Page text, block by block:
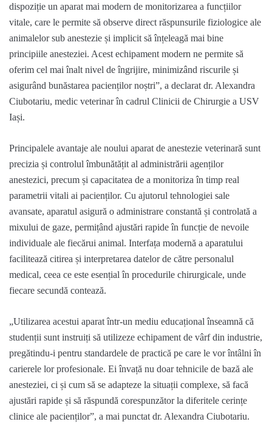
dispoziție un aparat mai modern de monitorizarea a funcțiilor
vitale, care le permite să observe direct răspunsurile fiziologice ale
animalelor sub anestezie și implicit să înțeleagă mai bine
principiile anesteziei. Acest echipament modern ne permite să
oferim cel mai înalt nivel de îngrijire, minimizând riscurile și
asigurând bunăstarea pacienților noștri”, a declarat dr. Alexandra
Ciubotariu, medic veterinar în cadrul Clinicii de Chirurgie a USV
Iași.
Principalele avantaje ale noului aparat de anestezie veterinară sunt
precizia și controlul îmbunătățit al administrării agenților
anestezici, precum și capacitatea de a monitoriza în timp real
parametrii vitali ai pacienților. Cu ajutorul tehnologiei sale
avansate, aparatul asigură o administrare constantă și controlată a
mixului de gaze, permițând ajustări rapide în funcție de nevoile
individuale ale fiecărui animal. Interfața modernă a aparatului
facilitează citirea și interpretarea datelor de către personalul
medical, ceea ce este esențial în procedurile chirurgicale, unde
fiecare secundă contează.
„Utilizarea acestui aparat într-un mediu educațional înseamnă că
studenții sunt instruiți să utilizeze echipament de vârf din industrie,
pregătindu-i pentru standardele de practică pe care le vor întâlni în
carierele lor profesionale. Ei învață nu doar tehnicile de bază ale
anesteziei, ci și cum să se adapteze la situații complexe, să facă
ajustări rapide și să răspundă corespunzător la diferitele cerințe
clinice ale pacienților”, a mai punctat dr. Alexandra Ciubotariu.